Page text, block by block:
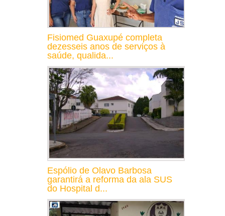
Fisiomed Guaxupé completa
dezesseis anos de serviços à
saúde, qualida...
Espólio de Olavo Barbosa
garantirá a reforma da ala SUS
do Hospital d...